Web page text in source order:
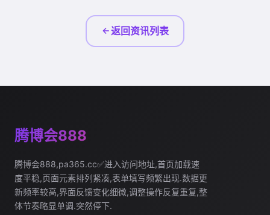
返回资讯列表
腾博会888
腾博会888,pa365.cc✅进入访问地址,首页加载速
度平稳,页面元素排列紧凑,表单填写频繁出现.数据更
新频率较高,界面反馈变化细微,调整操作反复重复,整
体节奏略显单调.突然停下.